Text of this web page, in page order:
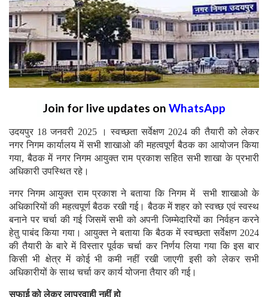
Join for live updates on WhatsApp
उदयपुर 18 जनवरी 2025 । स्वच्छता सर्वेक्षण 2024 की तैयारी को लेकर
नगर निगम कार्यालय में सभी शाखाओ की महत्वपूर्ण बैठक का आयोजन किया
गया, बैठक में नगर निगम आयुक्त राम प्रकाश सहित सभी शाखा के प्रभारी
अधिकारी उपस्थित रहे।
नगर निगम आयुक्त राम प्रकाश ने बताया कि निगम में सभी शाखाओ के
अधिकारियों की महत्वपूर्ण बैठक रखी गई। बैठक में शहर को स्वच्छ एवं स्वस्थ
बनाने पर चर्चा की गई जिसमें सभी को अपनी जिम्मेदारियों का निर्वहन करने
हेतु पाबंद किया गया। आयुक्त ने बताया कि बैठक में स्वच्छता सर्वेक्षण 2024
की तैयारी के बारे में विस्तार पूर्वक चर्चा कर निर्णय लिया गया कि इस बार
किसी भी क्षेत्र में कोई भी कमी नहीं रखी जाएगी इसी को लेकर सभी
अधिकारीयों के साथ चर्चा कर कार्य योजना तैयार की गई।
सफाई को लेकर लापरवाही नहीं हो